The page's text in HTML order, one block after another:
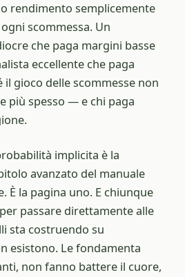
rendimento semplicemente
scommessa. Un
che paga margini basse
eccellente che paga
gioco delle scommesse non
più spesso — e chi paga
implicita è la
avanzato del manuale
È la pagina uno. E chiunque
passare direttamente alle
sta costruendo su
esistono. Le fondamenta
non fanno battere il cuore,